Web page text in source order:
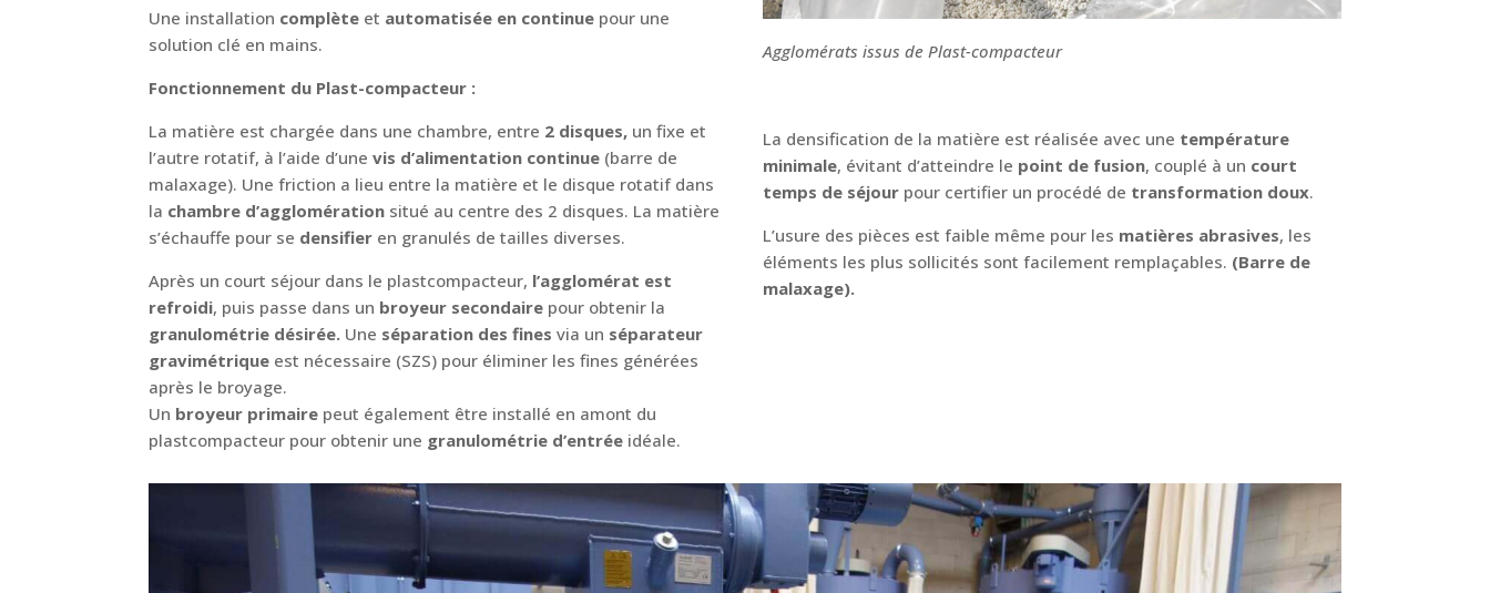
Une installation complète et automatisée en continue pour une
solution clé en mains.
Fonctionnement du Plast-compacteur :
La matière est chargée dans une chambre, entre 2 disques, un fixe et
l’autre rotatif, à l’aide d’unevis d’alimentation continue (barre de
malaxage). Une friction a lieu entre la matière et le disque rotatif dans
la chambre d’agglomération situé au centre des 2 disques. La matière
s’échauffe pour se densifier en granulés de tailles diverses.
Après un court séjour dans le plastcompacteur, l’agglomérat est
refroidi, puis passe dans un broyeur secondaire pour obtenir la
granulométrie désirée. Une séparation des fines via un séparateur
gravimétrique est nécessaire (SZS) pour éliminer les fines générées
après le broyage.
Un broyeur primaire peut également être installé en amont du
plastcompacteur pour obtenir une granulométrie d’entrée idéale.
Agglomérats issus de Plast-compacteur
La densification de la matière est réalisée avec une température
minimale, évitant d’atteindre le point de fusion, couplé à un court
temps de séjour pour certifier un procédé de transformation doux.
L’usure des pièces est faible même pour les matières abrasives, les
éléments les plus sollicités sont facilement remplaçables. (Barre de
malaxage).